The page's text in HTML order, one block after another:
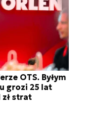
OTS. Byłym
grozi 25 lat
zł strat